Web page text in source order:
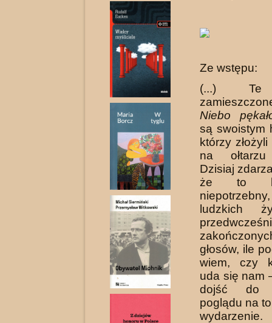
Ze wstępu:
(...) Te
Niebo
są swoistym
którzy
na ołtarzu
Dzisiaj
że to
ludzkich
głosów, ile
wiem, czy
uda się nam
dojść do
poglądu na
wydarzenie.